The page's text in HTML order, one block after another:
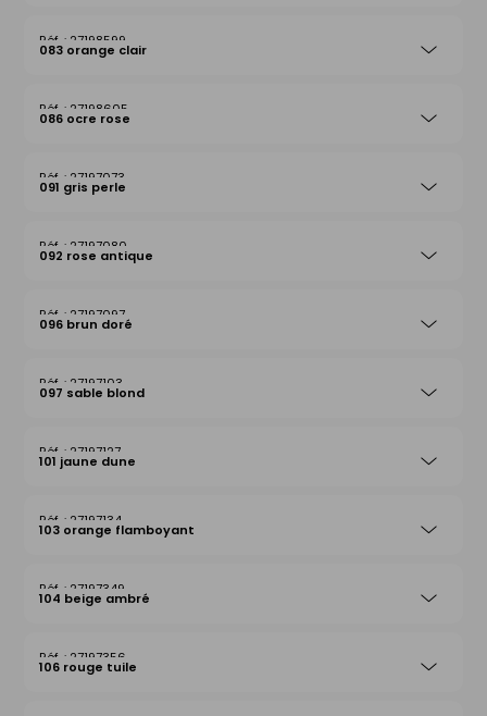
27198599
083 orange clair
27198605
086 ocre rose
27197073
091 gris perle
27197080
092 rose antique
27197097
096 brun doré
27197103
097 sable blond
27197127
101 jaune dune
27197134
103 orange flamboyant
27197349
104 beige ambré
27197356
106 rouge tuile